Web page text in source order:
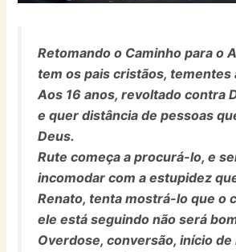
Retomando o Caminho para o
tem os pais cristãos, tementes
Aos 16 anos, revoltado contra
e quer distância de pessoas
Deus.
Rute começa a procurá-lo, e
incomodar com a estupidez
Renato, tenta mostrá-lo que o
ele está seguindo não será
Overdose, conversão, início